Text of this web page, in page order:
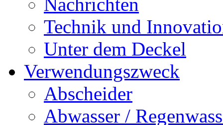
Technik und
Unter dem Deckel
Verwendungszweck
Abscheider
Abwasser /